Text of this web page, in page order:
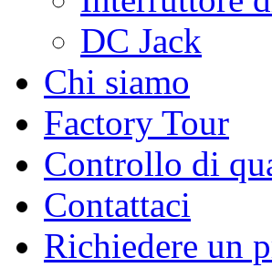
DC Jack
Chi siamo
Factory Tour
Controllo di
Contattaci
Richiedere un